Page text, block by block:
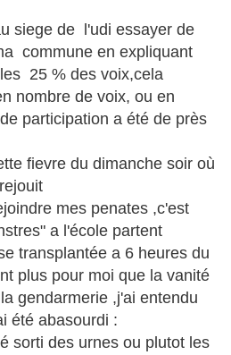
siege de l'udi essayer de
commune en expliquant
25 % des voix,cela
nombre de voix, ou en
participation a été de près
fievre du dimanche soir où
mes penates ,c'est
a l'école partent
transplantée a 6 heures du
plus pour moi que la vanité
gendarmerie ,j'ai entendu
été abasourdi :
sorti des urnes ou plutot les